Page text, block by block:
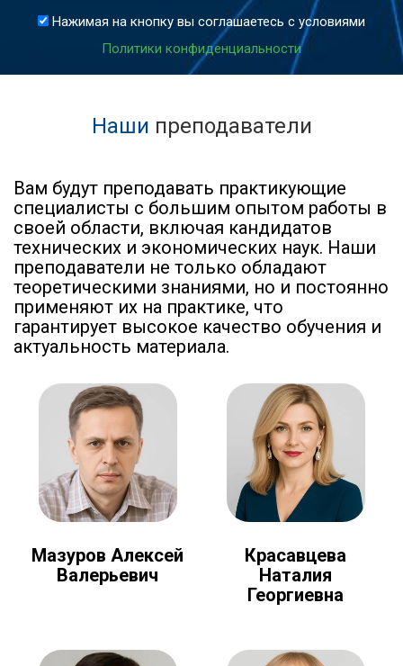
Нажимая на кнопку вы соглашаетесь с условиями
Политики конфиденциальности
Наши преподаватели
Вам будут преподавать практикующие
специалисты с большим опытом работы в
своей области, включая кандидатов
технических и экономических наук. Наши
преподаватели не только обладают
теоретическими знаниями, но и постоянно
применяют их на практике, что
гарантирует высокое качество обучения и
актуальность материала.
Мазуров Алексей
Валерьевич
Красавцева
Наталия
Георгиевна